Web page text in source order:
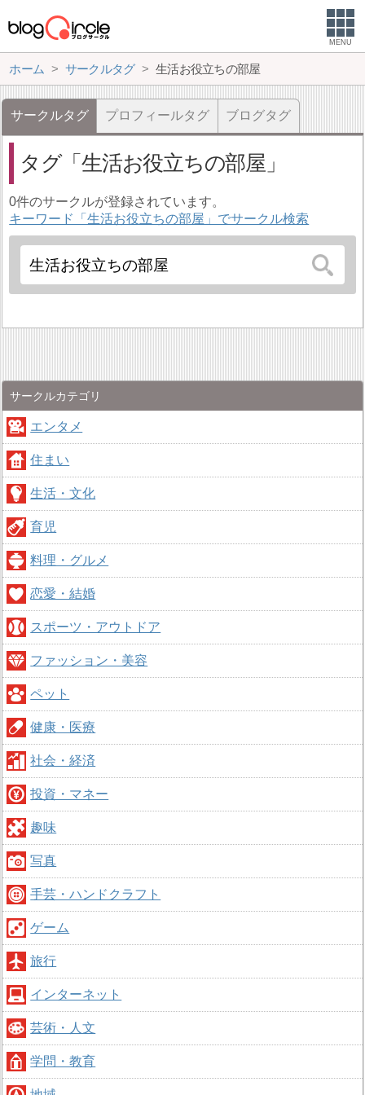
MENU
ホーム サークルタグ 生活お役立ちの部屋
サークルタグ プロフィールタグ ブログタグ
タグ 生活お役立ちの部屋
0件のサークルが登録されています。
キーワード「生活お役立ちの部屋」でサークル検索
サークルカテゴリ
エンタメ
住まい
生活・文化
育児
料理・グルメ
恋愛・結婚
スポーツ・アウトドア
ファッション・美容
ペット
健康・医療
社会・経済
投資・マネー
趣味
写真
手芸・ハンドクラフト
ゲーム
旅行
インターネット
芸術・人文
学問・教育